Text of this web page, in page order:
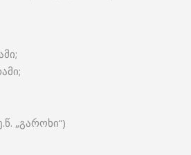
„გაროხი“)